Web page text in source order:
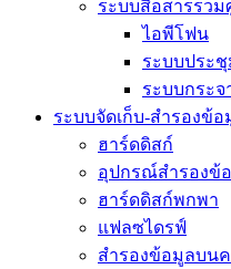
ระบบสื่อสารรวม
ไอพีโฟน
ระบบประ
ระบบกระจ
ระบบจัดเก็บ-สำรองข้อ
ฮาร์ดดิสก์
อุปกรณ์สำรองข้
ฮาร์ดดิสก์พกพา
แฟลซไดรฟ์
สำรองข้อมูลบน